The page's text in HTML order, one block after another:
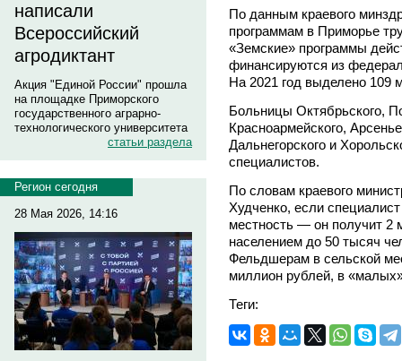
написали
Всероссийский
агродиктант
Акция "Единой России" прошла
на площадке Приморского
государственного аграрно-
технологического университета
статьи раздела
Регион сегодня
28 Мая 2026, 14:16
По данным краевого
программам в Приморье
«Земские» программы
финансируются из
На 2021 год выделено 109
Больницы Октябрьского,
Красноармейского,
Дальнегорского и
специалистов.
По словам краевого
Худченко, если
местность — он получит 2
населением до 50 тысяч
Фельдшерам в сельской
миллион рублей, в
Теги: